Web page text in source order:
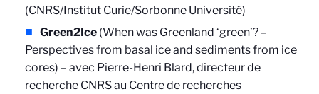
(CNRS/Institut Curie/Sorbonne Université)
Green2Ice (When was Greenland ‘green’? –
Perspectives from basal ice and sediments from ice
cores) – avec Pierre-Henri Blard, directeur de
recherche CNRS au Centre de recherches